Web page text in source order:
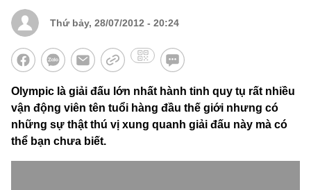
Thứ bảy, 28/07/2012 - 20:24
Olympic là giải đấu lớn nhất hành tinh quy tụ rất nhiều
vận động viên tên tuổi hàng đầu thế giới nhưng có
những sự thật thú vị xung quanh giải đấu này mà có
thể bạn chưa biết.